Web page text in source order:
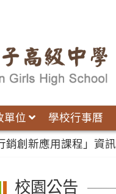
單位 學校行事曆
銷創新應用課程」資訊
校園公告